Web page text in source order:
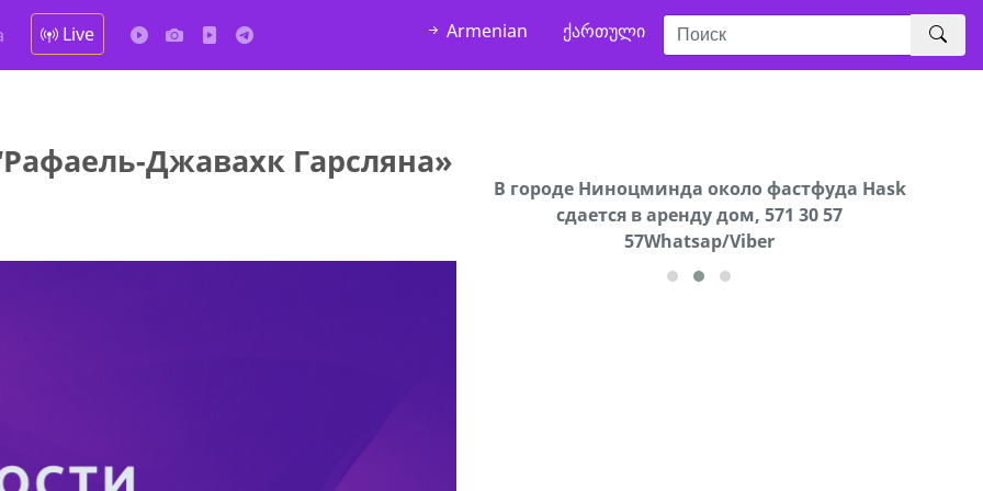
Live Armenian ქართული
Джавахк Гарсляна»
В городе Ниноцминда около фастфуда Hask
cдается в аренду дом, 571 30 57
57Whatsap/Viber
Продается машина марки Prado,571 30 57
57Whatsap/Viber